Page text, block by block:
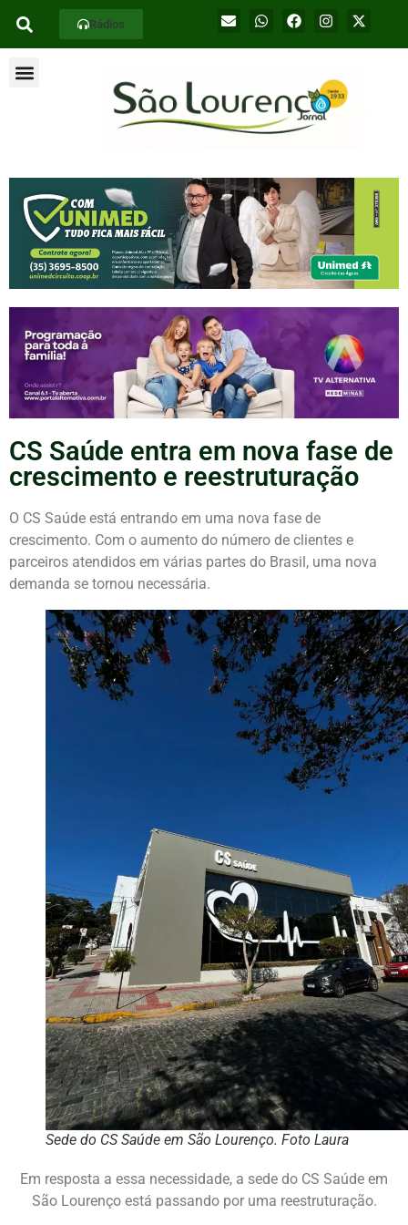
Rádios
CS Saúde entra em nova fase de
crescimento e reestruturação
O CS Saúde está entrando em uma nova fase de
crescimento. Com o aumento do número de clientes e
parceiros atendidos em várias partes do Brasil, uma nova
demanda se tornou necessária.
Sede do CS Saúde em São Lourenço. Foto Laura
Em resposta a essa necessidade, a sede do CS Saúde em
São Lourenço está passando por uma reestruturação.